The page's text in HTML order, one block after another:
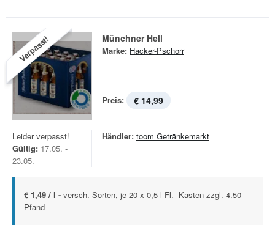
Verpasst! Münchner Hell
Marke: Hacker-Pschorr
Preis: € 14,99
Leider verpasst!
Gültig: 17.05. -
23.05.
Händler: toom Getränkemarkt
€ 1,49 / l - versch. Sorten, je 20 x 0,5-l-Fl.- Kasten zzgl. 4.50
Pfand